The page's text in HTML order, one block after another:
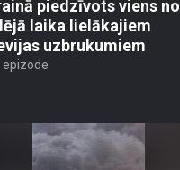
piedzīvots viens no
laika lielākajiem
uzbrukumiem
epizode